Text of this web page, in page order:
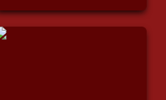
è un problema